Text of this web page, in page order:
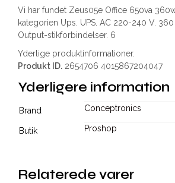
Vi har fundet Zeus05e Office 650va
kategorien Ups. UPS. AC 220-240 V. 360
Output-stikforbindelser. 6
Yderlige produktinformationer.
Produkt ID. 2654706 4015867204047
Yderligere information
Brand Conceptronics
Butik Proshop
Relaterede varer